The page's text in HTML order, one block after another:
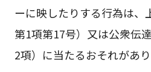
ーに映したりする行為は、
第1項第17号）又は公衆伝
2項）に当たるおそれがあり